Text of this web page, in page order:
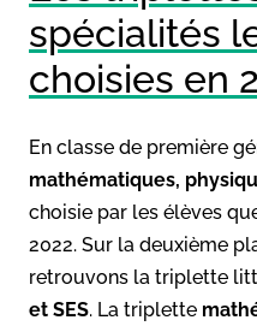
spécialités
choisies en
En classe de première
mathématiques,
choisie par les élèves
2022. Sur la deuxième
retrouvons la triplette
et SES. La triplette